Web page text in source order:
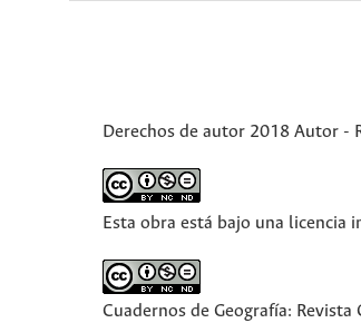
Derechos de autor 2018 Autor -
Esta obra está bajo una licencia
Cuadernos de Geografía: Revista